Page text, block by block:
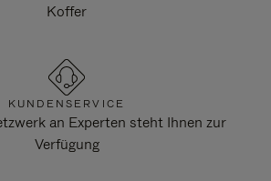
Koffer
KUNDENSERVICE
an Experten steht Ihnen zur
Verfügung